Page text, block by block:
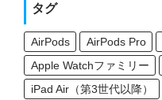
タグ
AirPods AirPods Pro
Apple Watchファミリー
iPad Air（第3世代以降）